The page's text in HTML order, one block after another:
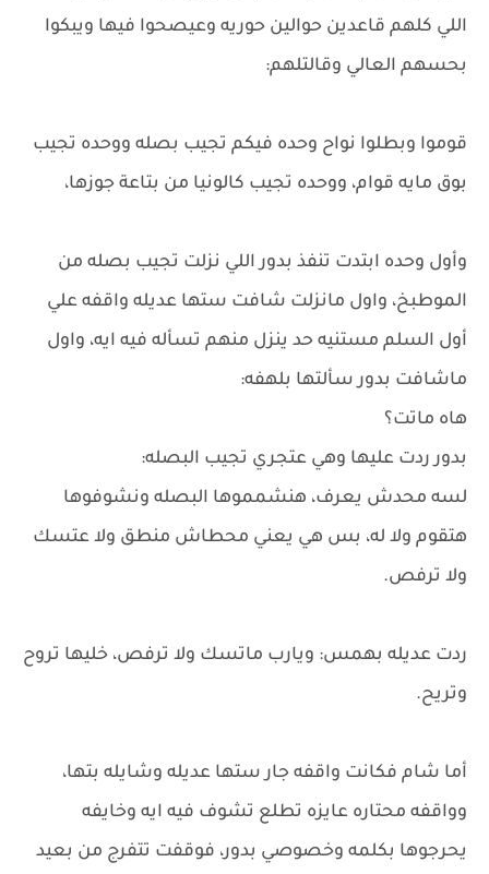
اللي كلهم قاعدين حوالين حوريه وعيصحوا فيها ويبكوا
بحسهم العالي وقالتلهم:
قوموا وبطلوا نواح وحده فيكم تجيب بصله ووحده تجيب
بوق مايه قوام، ووحده تجيب كالونيا من بتاعة جوزها،
وأول وحده ابتدت تنفذ بدور اللي نزلت تجيب بصله من
الموطبخ، واول مانزلت شافت ستها عديله واقفه علي
أول السلم مستنيه حد ينزل منهم تسأله فيه ايه، واول
ماشافت بدور سألتها بلهفه:
هاه ماتت؟
بدور ردت عليها وهي عتجري تجيب البصله:
لسه محدش يعرف، هنشمموها البصله ونشوفوها
هتقوم ولا له، بس هي يعني محطاش منطق ولا عتسك
ولا ترفص.
ردت عديله بهمس: ويارب ماتسك ولا ترفص، خليها تروح
وتريح.
أما شام فكانت واقفه جار ستها عديله وشايله بتها،
وواقفه محتاره عايزه تطلع تشوف فيه ايه وخايفه
يحرجوها بكلمه وخصوصي بدور، فوقفت تتفرج من بعيد